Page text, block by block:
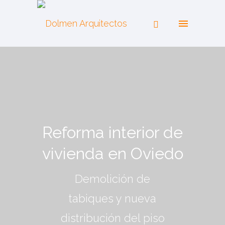
Reforma interior de
vivienda en Oviedo
Demolición de
tabiques y nueva
distribución del piso